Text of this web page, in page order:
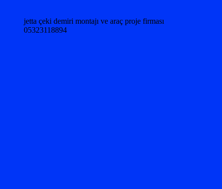
jetta çeki demiri montajı ve araç proje firması
05323118894